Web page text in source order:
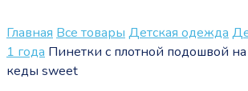
Главная Все товары Детская одежда
1 года Пинетки с плотной подошвой
кеды sweet